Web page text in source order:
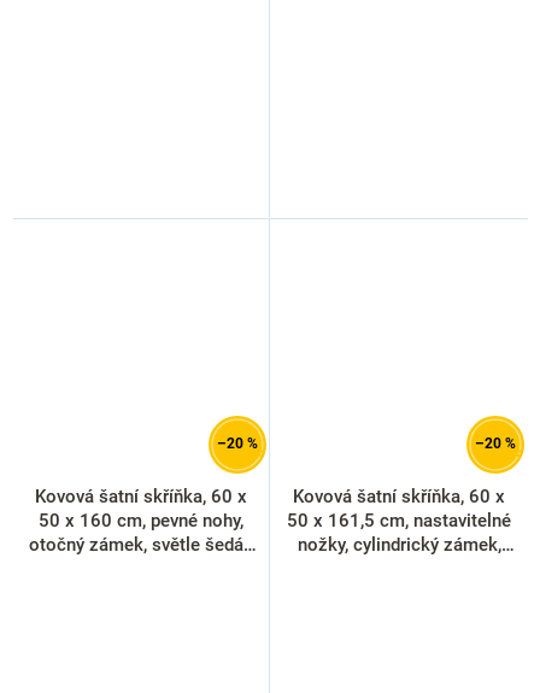
–20 %
Kovová šatní skříňka, 60 x
50 x 160 cm, pevné nohy,
otočný zámek, světle šedá -
–20 %
Kovová šatní skříňka, 60 x
50 x 161,5 cm, nastavitelné
nožky, cylindrický zámek,